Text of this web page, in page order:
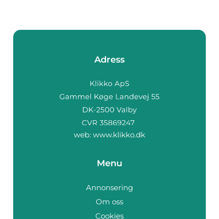
Adress
web: www.klikko.dk
Menu
Annonsering
Om oss
Cookies